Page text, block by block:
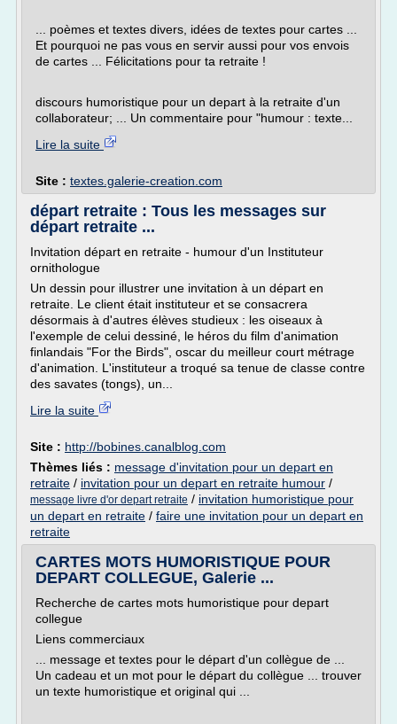
... poèmes et textes divers, idées de textes pour cartes ...
Et pourquoi ne pas vous en servir aussi pour vos envois
de cartes ... Félicitations pour ta retraite !
discours humoristique pour un depart à la retraite d'un
collaborateur; ... Un commentaire pour "humour : texte...
Lire la suite
Site : textes.galerie-creation.com
départ retraite : Tous les messages sur
départ retraite ...
Invitation départ en retraite - humour d'un Instituteur
ornithologue
Un dessin pour illustrer une invitation à un départ en
retraite. Le client était instituteur et se consacrera
désormais à d'autres élèves studieux : les oiseaux à
l'exemple de celui dessiné, le héros du film d'animation
finlandais "For the Birds", oscar du meilleur court métrage
d'animation. L'instituteur a troqué sa tenue de classe contre
des savates (tongs), un...
Lire la suite
Site : http://bobines.canalblog.com
Thèmes liés : message d'invitation pour un depart en
retraite / invitation pour un depart en retraite humour /
message livre d'or depart retraite / invitation humoristique pour
un depart en retraite / faire une invitation pour un depart en
retraite
CARTES MOTS HUMORISTIQUE POUR
DEPART COLLEGUE, Galerie ...
Recherche de cartes mots humoristique pour depart
collegue
Liens commerciaux
... message et textes pour le départ d'un collègue de ...
Un cadeau et un mot pour le départ du collègue ... trouver
un texte humoristique et original qui ...